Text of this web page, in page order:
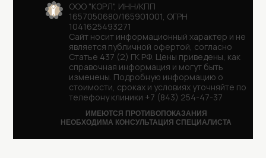
ООО "КОРЛ", ИНН/КПП
1657050680/165901001, ОГРН
1041625493271
Сайт носит информационный характер и не
является публичной офертой, согласно
Статье 437 (2) ГК РФ. Цены приведены, как
справочная информация и могут быть
изменены. Подробную информацию о
стоимости, сроках и условиях уточняйте по
телефону клиники +7 (843) 254-47-37
ИМЕЮТСЯ ПРОТИВОПОКАЗАНИЯ
НЕОБХОДИМА КОНСУЛЬТАЦИЯ СПЕЦИАЛИСТА